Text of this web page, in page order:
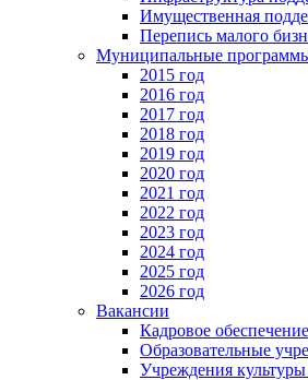
Имущественная
Перепись малого
Муниципальные
2015 год
2016 год
2017 год
2018 год
2019 год
2020 год
2021 год
2022 год
2023 год
2024 год
2025 год
2026 год
Вакансии
Кадровое
Образовательные
Учреждения